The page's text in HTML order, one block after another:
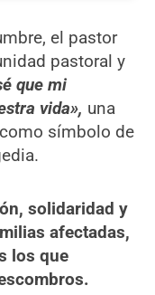
el pastor
pastoral y
que mi
vida», una
símbolo de
solidaridad y
afectadas,
los que